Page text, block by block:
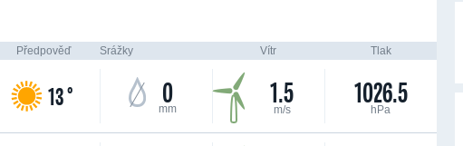
Předpověď Srážky Vítr Tlak
13 ° 0
mm 1.5
m/s 1026.5
hPa